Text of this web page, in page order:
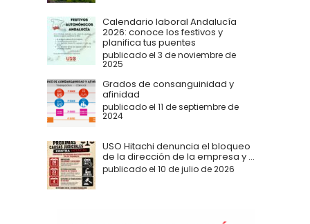
Calendario laboral Andalucía
2026: conoce los festivos y
planifica tus puentes
publicado el 3 de noviembre de
2025
Grados de consanguinidad y
afinidad
publicado el 11 de septiembre de
2024
USO Hitachi denuncia el bloqueo
de la dirección de la empresa y ...
publicado el 10 de julio de 2026